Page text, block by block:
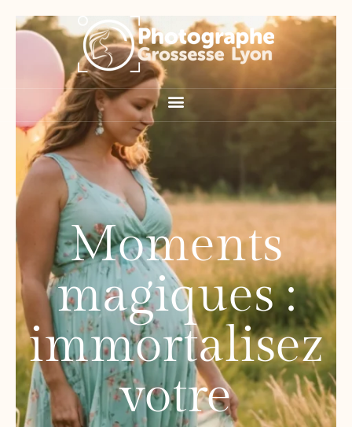
Moments
magiques :
immortalisez
votre